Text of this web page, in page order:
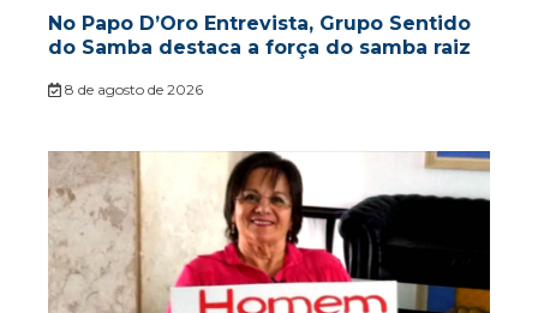
No Papo D’Oro Entrevista, Grupo Sentido
do Samba destaca a força do samba raiz
8 de agosto de 2026